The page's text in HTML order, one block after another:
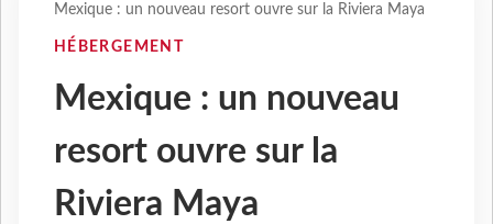
Mexique : un nouveau resort ouvre sur la Riviera Maya
HÉBERGEMENT
Mexique : un nouveau
resort ouvre sur la
Riviera Maya